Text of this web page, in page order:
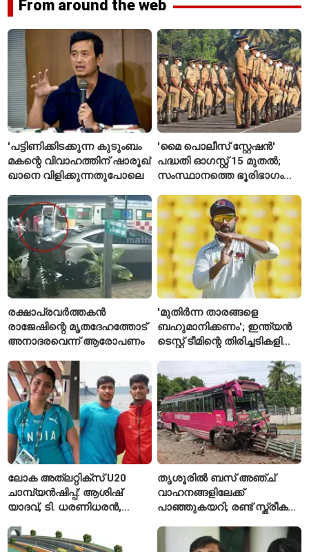
From around the web
'പട്ടിണിക്കിടക്കുന്ന കുടുംബം
മകന്റെ വിവാഹത്തിന് ഷാരൂഖ്
ഖാനെ വിളിക്കുന്നതുപോലെ
'മൈ പൊലീസ് സ്റ്റേഷൻ'
പദ്ധതി ഓഗസ്റ്റ് 15 മുതൽ;
സംസ്ഥാനത്തെ ഭൂരിഭാഗം
എസ്‌ഐമാർക്ക്
രക്ഷാപ്രവർത്തകൻ
രാജേഷിന്റെ മൃതദേഹത്തോട്
അനാദരവെന്ന് ആരോപണം
'മുതിർന്ന താരങ്ങളെ
ബഹുമാനിക്കണം'; ഇന്ത്യൻ
ടെസ്റ്റ് ടീമിന്റെ തിരിച്ചടികളിൽ
രഹാനെ
ലോക അത്‌ലറ്റിക്സ് U20
ചാമ്പ്യൻഷിപ്പ്: ആശിഷ്
യാദവ്, ടി. ധരണിധരൻ,
ഫൈനലിൽ
തൃശൂരിൽ ബസ് അഞ്ച്
വാഹനങ്ങളിലേക്ക്
പാഞ്ഞുകയറി; രണ്ട് സ്ത്രീകൾ